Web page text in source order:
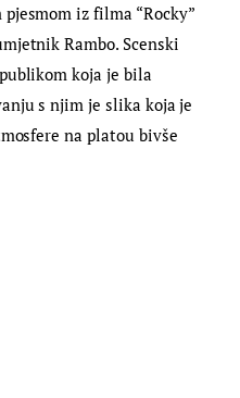
iz filma “Rocky”
Rambo. Scenski
koja je bila
s njim je slika koja je
na platou bivše